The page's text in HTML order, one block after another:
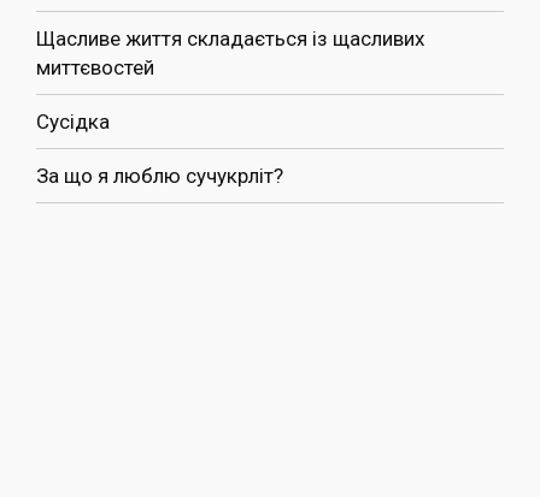
Щасливе життя складається із щасливих
миттєвостей
Сусідка
За що я люблю сучукрліт?